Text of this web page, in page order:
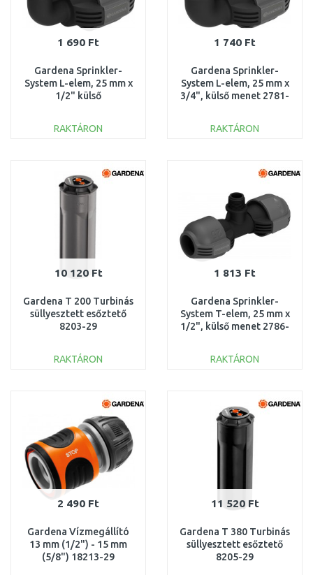
1 690 Ft
Gardena Sprinkler-
System L-elem, 25 mm x
1/2" külső
RAKTÁRON
Összehasonlítás
1 740 Ft
Gardena Sprinkler-
System L-elem, 25 mm x
3/4", külső menet 2781-
RAKTÁRON
Összehasonlítás
10 120 Ft
Gardena T 200 Turbinás
süllyesztett esőztető
8203-29
RAKTÁRON
Összehasonlítás
1 813 Ft
Gardena Sprinkler-
System T-elem, 25 mm x
1/2", külső menet 2786-
RAKTÁRON
Összehasonlítás
2 490 Ft
Gardena Vízmegállító
13 mm (1/2") - 15 mm
(5/8") 18213-29
11 520 Ft
Gardena T 380 Turbinás
süllyesztett esőztető
8205-29